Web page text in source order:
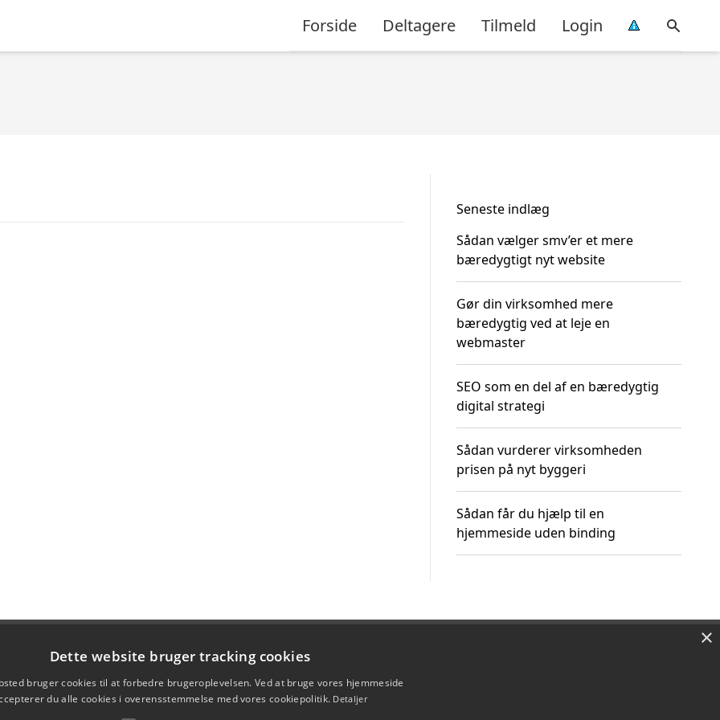
Forside Deltagere Tilmeld Login
Seneste indlæg
Sådan vælger smv’er et mere
bæredygtigt nyt website
Gør din virksomhed mere
bæredygtig ved at leje en
webmaster
SEO som en del af en bæredygtig
digital strategi
Sådan vurderer virksomheden
prisen på nyt byggeri
Sådan får du hjælp til en
hjemmeside uden binding
×
Dette website bruger tracking cookies
bruger cookies til at forbedre brugeroplevelsen. Ved at bruge vores hjemmeside
du alle cookies i overensstemmelse med vores cookiepolitik. Detaljer